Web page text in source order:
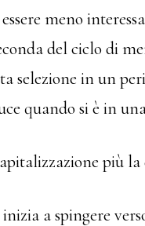
meno
del ciclo di
selezione in un
quando si è in
più
a spingere